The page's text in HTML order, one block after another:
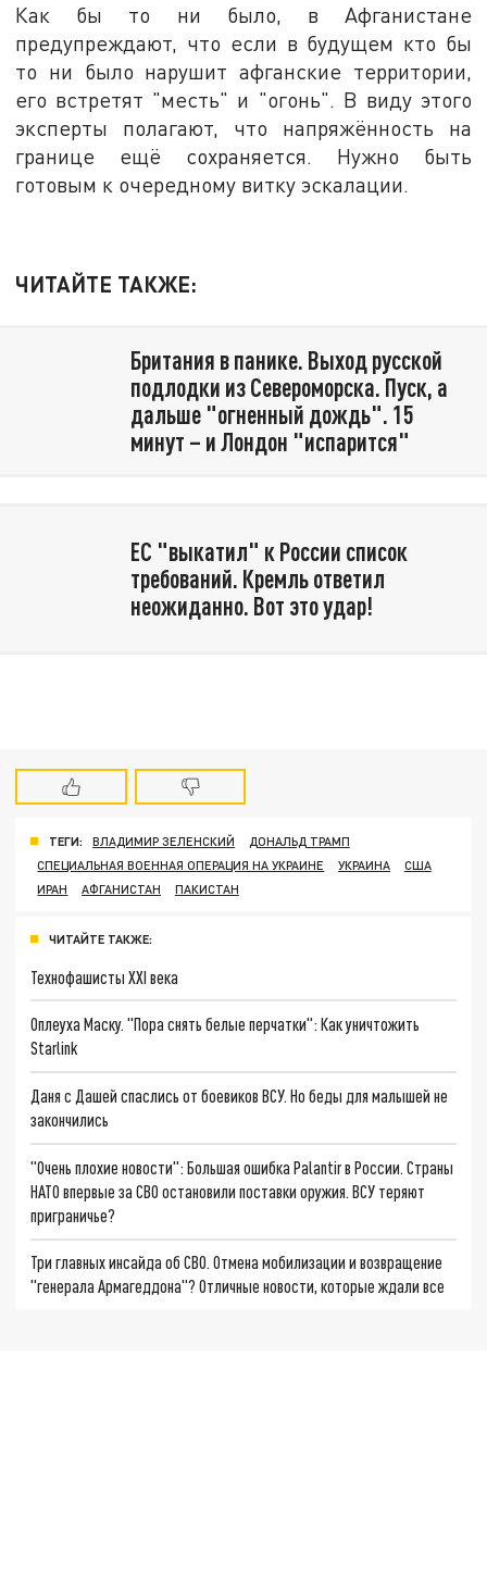
Как бы то ни было, в Афганистане
предупреждают, что если в будущем кто бы
то ни было нарушит афганские территории,
его встретят "месть" и "огонь". В виду этого
эксперты полагают, что напряжённость на
границе ещё сохраняется. Нужно быть
готовым к очередному витку эскалации.
ЧИТАЙТЕ ТАКЖЕ:
Британия в панике. Выход русской
подлодки из Североморска. Пуск, а
дальше "огненный дождь". 15
минут – и Лондон "испарится"
ЕС "выкатил" к России список
требований. Кремль ответил
неожиданно. Вот это удар!
ТЕГИ: ВЛАДИМИР ЗЕЛЕНСКИЙ
ДОНАЛЬД ТРАМП
СПЕЦИАЛЬНАЯ ВОЕННАЯ ОПЕРАЦИЯ НА УКРАИНЕ
УКРАИНА
США
ИРАН
АФГАНИСТАН ПАКИСТАН
ЧИТАЙТЕ ТАКЖЕ:
Технофашисты XXI века
Оплеуха Маску. "Пора снять белые перчатки": Как уничтожить
Starlink
Даня с Дашей спаслись от боевиков ВСУ. Но беды для малышей не
закончились
"Очень плохие новости": Большая ошибка Palantir в России. Страны
НАТО впервые за СВО остановили поставки оружия. ВСУ теряют
приграничье?
Три главных инсайда об СВО. Отмена мобилизации и возвращение
"генерала Армагеддона"? Отличные новости, которые ждали все